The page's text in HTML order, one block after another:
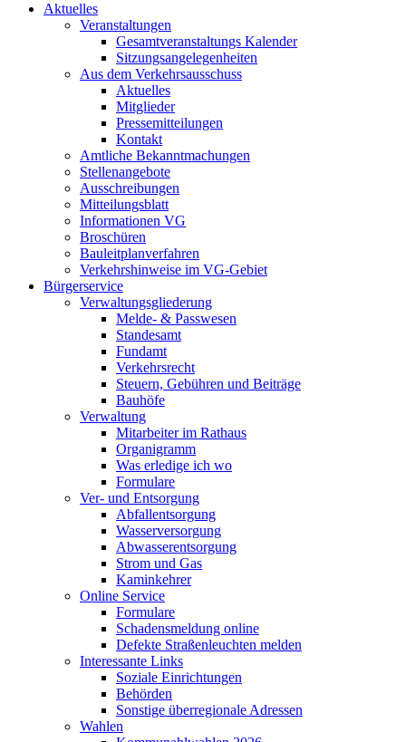
Aktuelles
Veranstaltungen
Gesamtveranstaltungs Kalender
Sitzungsangelegenheiten
Aus dem Verkehrsausschuss
Aktuelles
Mitglieder
Pressemitteilungen
Kontakt
Amtliche Bekanntmachungen
Stellenangebote
Ausschreibungen
Mitteilungsblatt
Informationen VG
Broschüren
Bauleitplanverfahren
Verkehrshinweise im VG-Gebiet
Bürgerservice
Verwaltungsgliederung
Melde- & Passwesen
Standesamt
Fundamt
Verkehrsrecht
Steuern, Gebühren und Beiträge
Bauhöfe
Verwaltung
Mitarbeiter im Rathaus
Organigramm
Was erledige ich wo
Formulare
Ver- und Entsorgung
Abfallentsorgung
Wasserversorgung
Abwasserentsorgung
Strom und Gas
Kaminkehrer
Online Service
Formulare
Schadensmeldung online
Defekte Straßenleuchten melden
Interessante Links
Soziale Einrichtungen
Behörden
Sonstige überregionale Adressen
Wahlen